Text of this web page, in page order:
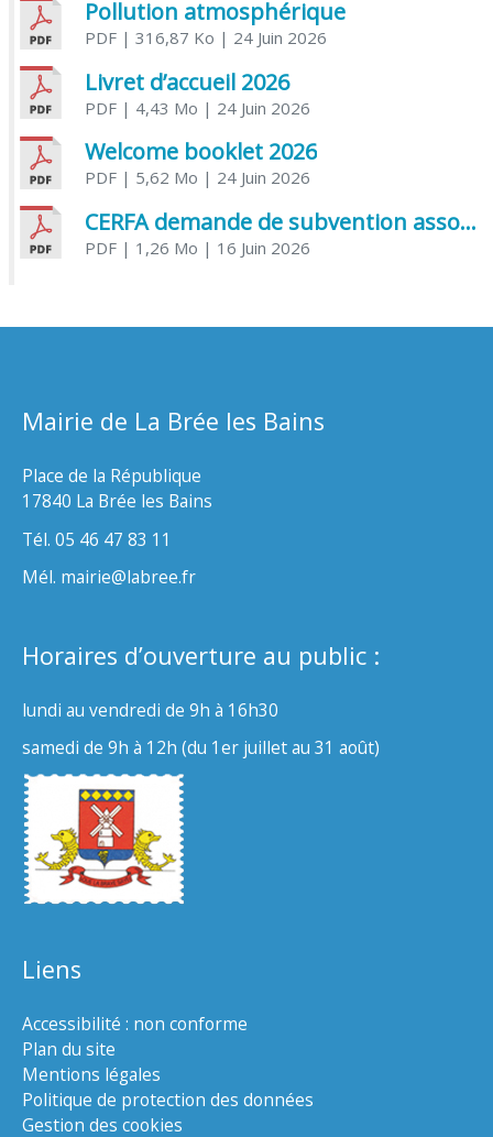
Pollution atmosphérique
PDF| 316,87 Ko | 24 Juin 2026
Livret d’accueil 2026
PDF| 4,43 Mo | 24 Juin 2026
Welcome booklet 2026
PDF| 5,62 Mo | 24 Juin 2026
CERFA demande de subvention association
PDF| 1,26 Mo | 16 Juin 2026
Mairie de La Brée les Bains
Place de la République
17840 La Brée les Bains
Tél. 05 46 47 83 11
Mél. mairie@labree.fr
Horaires d’ouverture au public :
lundi au vendredi de 9h à 16h30
samedi de 9h à 12h (du 1er juillet au 31 août)
Liens
Accessibilité : non conforme
Plan du site
Mentions légales
Politique de protection des données
Gestion des cookies